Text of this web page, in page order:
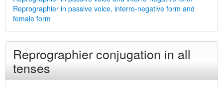
Reprographier in passive voice, interro-negative form and
female form
Reprographier conjugation in all
tenses